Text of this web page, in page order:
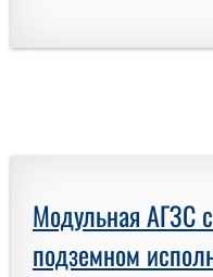
Модульная АГЗС
подземном